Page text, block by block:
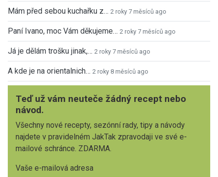
Mám před sebou kuchařku z… 2 roky 7 měsíců ago
Paní Ivano, moc Vám děkujeme… 2 roky 7 měsíců ago
Já je dělám trošku jinak,… 2 roky 7 měsíců ago
A kde je na orientalnich… 2 roky 8 měsíců ago
Teď už vám neuteče žádný recept nebo
návod.
Všechny nové recepty, sezónní rady, tipy a návody
najdete v pravidelném JakTak zpravodaji ve své e-
mailové schránce. ZDARMA.
Vaše e-mailová adresa